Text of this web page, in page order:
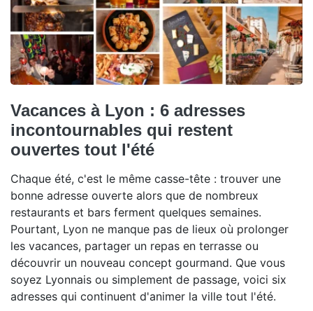
Vacances à Lyon : 6 adresses
incontournables qui restent
ouvertes tout l'été
Chaque été, c'est le même casse-tête : trouver une
bonne adresse ouverte alors que de nombreux
restaurants et bars ferment quelques semaines.
Pourtant, Lyon ne manque pas de lieux où prolonger
les vacances, partager un repas en terrasse ou
découvrir un nouveau concept gourmand. Que vous
soyez Lyonnais ou simplement de passage, voici six
adresses qui continuent d'animer la ville tout l'été.